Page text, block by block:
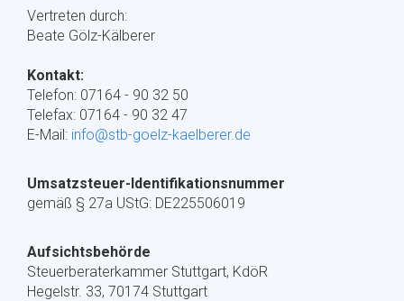
Vertreten durch:
Beate Gölz-Kälberer
Kontakt:
Telefon: 07164 - 90 32 50
Telefax: 07164 - 90 32 47
E-Mail: info@stb-goelz-kaelberer.de
Umsatzsteuer-Identifikationsnummer
gemäß § 27a UStG: DE225506019
Aufsichtsbehörde
Steuerberaterkammer Stuttgart, KdöR
Hegelstr. 33, 70174 Stuttgart